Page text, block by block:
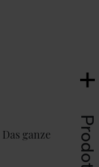
Prodotti
Das ganze